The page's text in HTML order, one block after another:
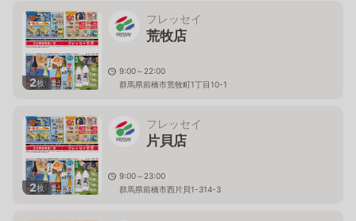
2枚
フレッセイ
荒牧店
9:00～22:00
群馬県前橋市荒牧町1丁目10-1
2枚
フレッセイ
片貝店
9:00～23:00
群馬県前橋市西片貝1-314-3